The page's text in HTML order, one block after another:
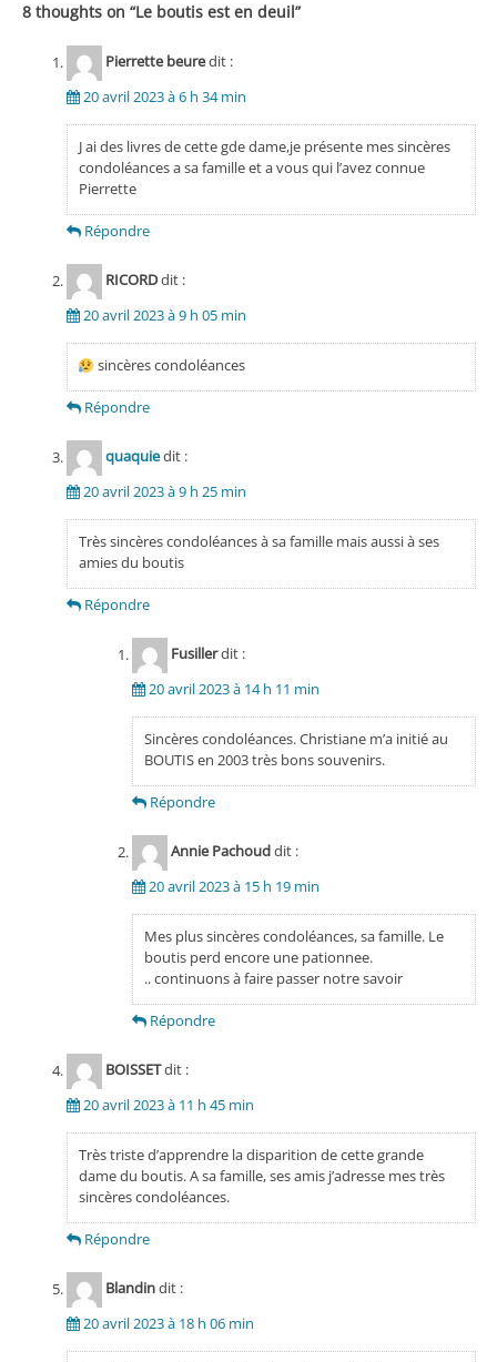
8 thoughts on “Le boutis est en deuil”
Pierrette beuredit :
20 avril 2023 à 6 h 34 min
J ai des livres de cette gde dame,je présente mes sincères
condoléances a sa famille et a vous qui l’avez connue
Pierrette
Répondre
RICORDdit :
20 avril 2023 à 9 h 05 min
sincères condoléances
Répondre
quaquiedit :
20 avril 2023 à 9 h 25 min
Très sincères condoléances à sa famille mais aussi à ses
amies du boutis
Répondre
Fusillerdit :
20 avril 2023 à 14 h 11 min
Sincères condoléances. Christiane m’a initié au
BOUTIS en 2003 très bons souvenirs.
Répondre
Annie Pachouddit :
20 avril 2023 à 15 h 19 min
Mes plus sincères condoléances, sa famille. Le
boutis perd encore une pationnee.
.. continuons à faire passer notre savoir
Répondre
BOISSETdit :
20 avril 2023 à 11 h 45 min
Très triste d’apprendre la disparition de cette grande
dame du boutis. A sa famille, ses amis j’adresse mes très
sincères condoléances.
Répondre
Blandindit :
20 avril 2023 à 18 h 06 min